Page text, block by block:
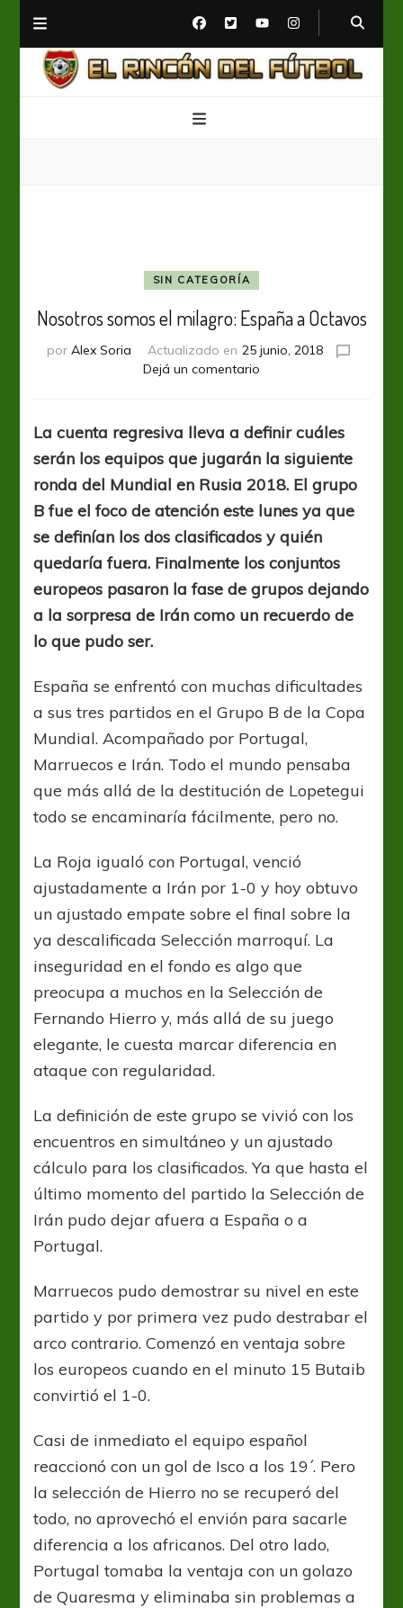
SIN CATEGORÍA
Nosotros somos el milagro: España a Octavos
por Alex Soria Actualizado en 25 junio, 2018
Dejá un comentario
el
milagro:
España
a
Octavos
La cuenta regresiva lleva a definir cuáles
serán los equipos que jugarán la siguiente
ronda del Mundial en Rusia 2018. El grupo
B fue el foco de atención este lunes ya que
se definían los dos clasificados y quién
quedaría fuera. Finalmente los conjuntos
europeos pasaron la fase de grupos dejando
a la sorpresa de Irán como un recuerdo de
lo que pudo ser.
España se enfrentó con muchas dificultades
a sus tres partidos en el Grupo B de la Copa
Mundial. Acompañado por Portugal,
Marruecos e Irán. Todo el mundo pensaba
que más allá de la destitución de Lopetegui
todo se encaminaría fácilmente, pero no.
La Roja igualó con Portugal, venció
ajustadamente a Irán por 1-0 y hoy obtuvo
un ajustado empate sobre el final sobre la
ya descalificada Selección marroquí. La
inseguridad en el fondo es algo que
preocupa a muchos en la Selección de
Fernando Hierro y, más allá de su juego
elegante, le cuesta marcar diferencia en
ataque con regularidad.
La definición de este grupo se vivió con los
encuentros en simultáneo y un ajustado
cálculo para los clasificados. Ya que hasta el
último momento del partido la Selección de
Irán pudo dejar afuera a España o a
Portugal.
Marruecos pudo demostrar su nivel en este
partido y por primera vez pudo destrabar el
arco contrario. Comenzó en ventaja sobre
los europeos cuando en el minuto 15 Butaib
convirtió el 1-0.
Casi de inmediato el equipo español
reaccionó con un gol de Isco a los 19´. Pero
la selección de Hierro no se recuperó del
todo, no aprovechó el envión para sacarle
diferencia a los africanos. Del otro lado,
Portugal tomaba la ventaja con un golazo
de Quaresma y eliminaba sin problemas a